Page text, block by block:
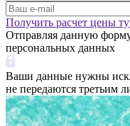
Получить расчет цены
Отправляя данную
персональных данных
Ваши данные нужны
не передаются третьим